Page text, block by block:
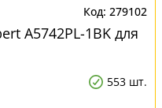
279102
A5742PL-1BK для
553 шт.